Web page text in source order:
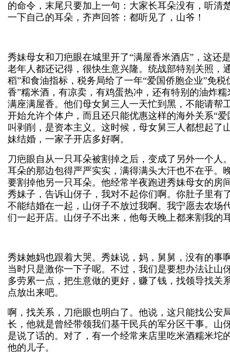
的命令，末尾只要加上一句：大家长耳朵没有，听清
一下自己的耳朵，齐声回答：都听见了，山爷！
秀妹母女和刀疤眼在城里开了“满屋香米酒店”，这还
老年人都还记得，很快生意兴隆。统战部特别关照，
稻”和食油指标，税务局给了一年“爱国侨胞企业”免
香”糯米酒，有凉卖，有鸡蛋热冲，还有特别的油炸
满座满屋香。他们母女舅三人一天忙到黑，不能请帮
开始允许个体户，而且还只能优惠这样的海外关系“
叫剥削，是资本主义。这时候，母女舅三人都想起了
妹结婚，一家子开店多好啊。
刀疤眼自从一只耳朵被割掉之后，变成了另外一个人
耳朵的那边包得严严实实，满得满头大汗也不在乎。
要割掉他另一只耳朵。他经常半夜跑进秀妹母女的房
秀妹子，告诉山伢子，我对不起你们啊。你肚子里有
不能结婚在一起，山伢子不放过我啊。我宁愿去农场
们一起开店。山伢子不出来，他每天晚上都来割我的
秀妹她妈也跟着大哭。秀妹说，妈，舅舅，没有的事
当时只是激你一下子呢。不过，我们是要想办法让山
多劳累一点，把生意做的更好，赚了钱，找领导找关
点放出来吧。
啊，找关系，刀疤眼也明白了。他说，这只能找公安
长，他就是曾经带领我们基干民兵的军分区干事。山
是说了话的。对了，有一个经常来店里吃米酒糯米坨
他的儿子。